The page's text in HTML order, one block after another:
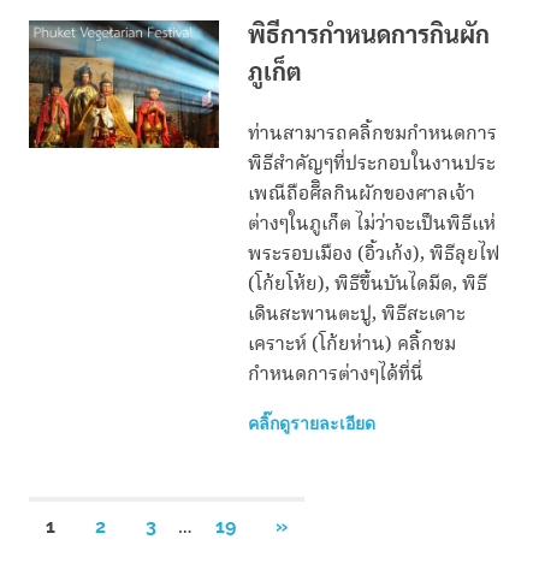
พิธีการกำหนดการกินผัก
ภูเก็ต
ท่านสามารถคลิ้กชมกำหนดการ
พิธีสำคัญๆที่ประกอบในงานประ
เพณีถือศีิลกินผักของศาลเจ้า
ต่างๆในภูเก็ต ไม่ว่าจะเป็นพิธีแห่
พระรอบเมือง (อิ้วเก้ง), พิธีลุยไฟ
(โก้ยโห้ย), พิธีขึ้นบันไดมีด, พิธี
เดินสะพานตะปู, พิธีสะเดาะ
เคราะห์ (โก้ยห่าน) คลิ้กชม
กำหนดการต่างๆได้ที่นี่
คลิ๊กดูรายละเอียด
Posts
1 2 3 … 19
NEXT
»